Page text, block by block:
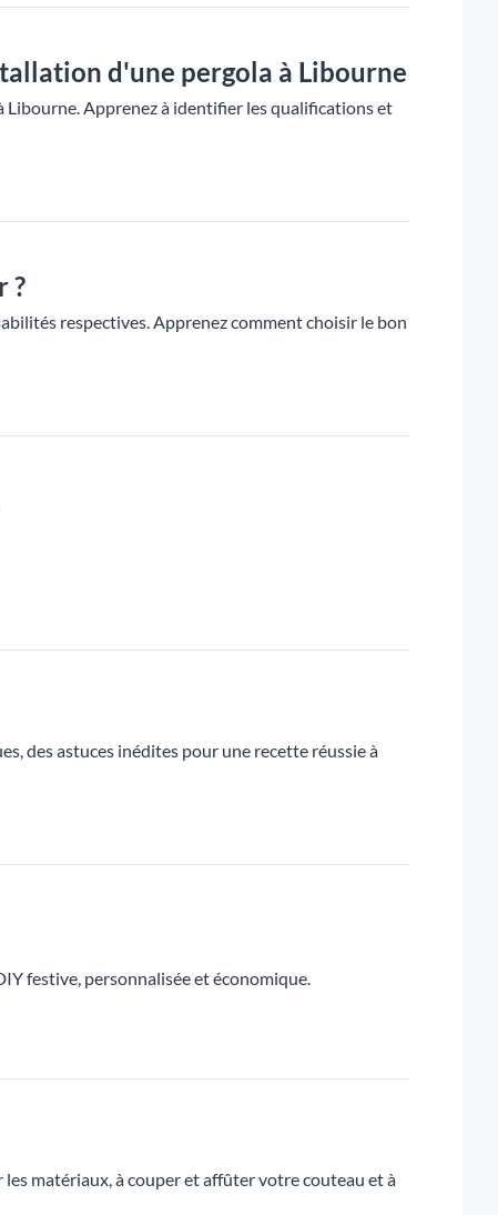
d'une pergola à Libourne
Apprenez à identifier les qualifications et
?
respectives. Apprenez comment choisir le bon
des astuces inédites pour une recette réussie à
festive, personnalisée et économique.
matériaux, à couper et affûter votre couteau et à